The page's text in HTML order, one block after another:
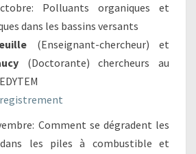
Polluants organiques et
dans les bassins versants
(Enseignant-chercheur) et
(Doctorante) chercheurs au
Comment se dégradent les
les piles à combustible et